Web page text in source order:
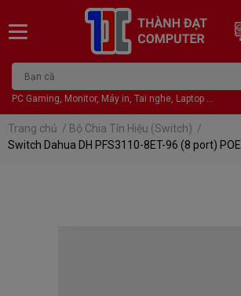
PC Gaming, Monitor, Máy in, Tai nghe, Laptop ...
Trang chủ / Bộ Chia Tín Hiệu (Switch) /
Switch Dahua DH PFS3110-8ET-96 (8 port) POE